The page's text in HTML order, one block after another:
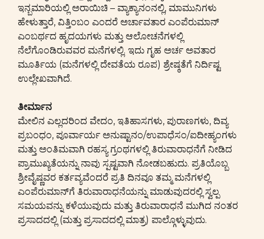
ಇನ್ಬಮಾರಿಯಲ್ಲಿ ಅರಾಯಿಚಿ – ವ್ಯಾಕ್ಯಾನಂನಲ್ಲಿ, ಮಾಮುನಿಗಳು
ಹೇಳುತ್ತಾರೆ, ವಿತ್ತಿಂಬಂ ಎಂದರೆ ಅರ್ಚಾವತಾರ ಎಂಪೆರುಮಾನ್
ಎಂಬರ್ಥದ ಹೃದಯಗಳು ಮತ್ತು ಆಲೋಚನೆಗಳಲ್ಲಿ
ನೆಲೆಗೊಂಡಿರುವವರ ಮನೆಗಳಲ್ಲಿ. ಇದು ಗೃಹ ಅರ್ಚ ಅವತಾರ
ಮೂರ್ತಿಯ (ಮನೆಗಳಲ್ಲಿ ದೇವತೆಯ ರೂಪ) ಶ್ರೇಷ್ಠತೆಗೆ ನಿರ್ದಿಷ್ಟ
ಉಲ್ಲೇಖವಾಗಿದೆ.
ತೀರ್ಮಾನ
ಮೇಲಿನ ಎಲ್ಲದರಿಂದ ವೇದಂ, ಇತಿಹಾಸಗಳು, ಪುರಾಣಗಳು, ದಿವ್ಯ
ಪ್ರಬಂಧಂ, ಪೂರ್ವಾರ್ಯ ಅನುಷ್ಟಾನಂ/ಉಪಾಧೆಸಂ/ಐದೀಹ್ಯಂಗಳು
ಮತ್ತು ಅಂತಿಮವಾಗಿ ರಹಸ್ಯ ಗ್ರಂಥಗಳಲ್ಲಿ ತಿರುವಾರಾಧನೆಗೆ ನೀಡಿದ
ಪ್ರಾಮುಖ್ಯತೆಯನ್ನು ನಾವು ಸ್ಪಷ್ಟವಾಗಿ ನೋಡಬಹುದು. ಪ್ರತಿಯೊಬ್ಬ
ಶ್ರೀವೈಷ್ಣವರ ಕರ್ತವ್ಯವೆಂದರೆ ಪ್ರತಿ ದಿನವೂ ತಮ್ಮ ಮನೆಗಳಲ್ಲಿ
ಎಂಪೆರುಮಾನ್‌ಗೆ ತಿರುವಾರಾಧನೆಯನ್ನು ಮಾಡುವುದರಲ್ಲಿ ಸ್ವಲ್ಪ
ಸಮಯವನ್ನು ಕಳೆಯುವುದು ಮತ್ತು ತಿರುವಾರಾಧನೆ ಮುಗಿದ ನಂತರ
ಪ್ರಸಾದದಲ್ಲಿ (ಮತ್ತು ಪ್ರಸಾದದಲ್ಲಿ ಮಾತ್ರ) ಪಾಲ್ಗೊಳ್ಳುವುದು.